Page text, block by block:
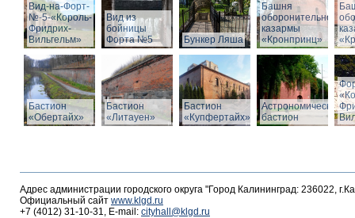
Вид-на-Форт-
№-5-«Король-
Фридрих-
Вильгельм»
Вид из
бойницы
Форта №5
Бункер Ляша
Башня
оборонительной
казармы
«Кронпринц»
Бастион
«Обертайх»
Бастион
«Литауен»
Бастион
«Купфертайх»
Астрономический
бастион
Адрес администрации городского округа "Город Калининград: 236022,
Официальный сайт www.klgd.ru
+7 (4012) 31-10-31, E-mail: cityhall@klgd.ru